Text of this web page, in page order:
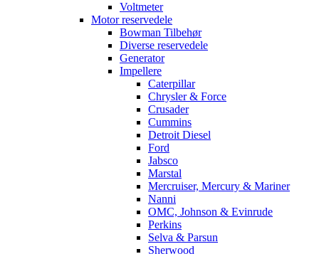
Voltmeter
Motor reservedele
Bowman Tilbehør
Diverse reservedele
Generator
Impellere
Caterpillar
Chrysler & Force
Crusader
Cummins
Detroit Diesel
Ford
Jabsco
Marstal
Mercruiser, Mercury & Mariner
Nanni
OMC, Johnson & Evinrude
Perkins
Selva & Parsun
Sherwood